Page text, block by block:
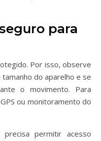
para
Por isso, observe
do aparelho e se
o movimento. Para
ou monitoramento do
permitir acesso